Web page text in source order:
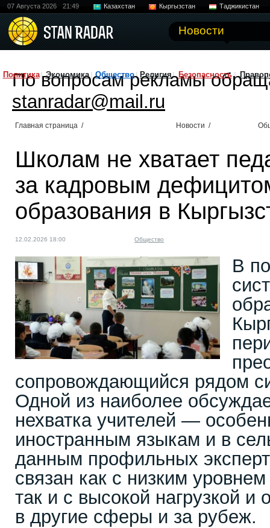
07 Августа 2026 21:49 Казахстан Кыргызстан Таджикистан
Новости
Политика Экономика Общество Религия Безопасность
По вопросам рекламы
stanradar@mail.ru
Главная страница / Новости /
Школам не хватает
за кадровым
образования в
12.02.2026 18:00 Общество
В
сопровождающийся рядом
Одной из наиболее
нехватка учителей —
иностранным языкам и в
данным профильных
связан как с низким
так и с высокой нагрузкой и
в другие сферы и за рубеж.